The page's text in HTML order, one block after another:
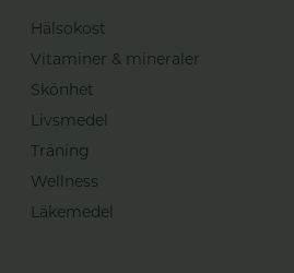
Hälsokost
Vitaminer & mineraler
Skönhet
Livsmedel
Träning
Wellness
Läkemedel